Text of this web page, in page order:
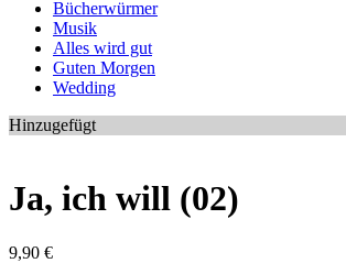
Bücherwürmer
Musik
Alles wird gut
Guten Morgen
Wedding
Hinzugefügt
Ja, ich will (02)
9,90 €